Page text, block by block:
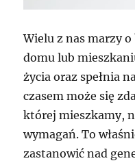
Wielu z nas marzy
domu lub
życia oraz spełnia
czasem może się
której mieszkamy,
wymagań. To
zastanowić nad